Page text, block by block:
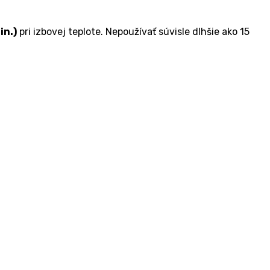
pri izbovej teplote. Nepoužívať súvisle dlhšie ako 15